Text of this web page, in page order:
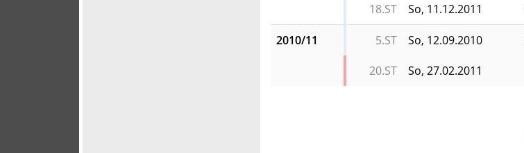
18.ST
So, 11.12.2011
2010/11 5.ST So, 12.09.2010
20.ST
So, 27.02.2011